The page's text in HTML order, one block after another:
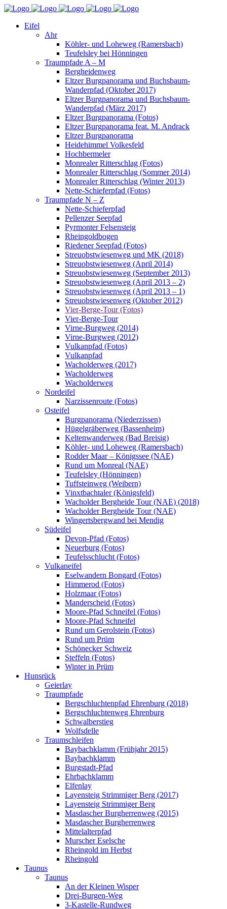
Eifel
Ahr
Köhler- und Loheweg (Ramersbach)
Teufelsley bei Hönningen
Traumpfade A – M
Bergheidenweg
Eltzer Burgpanorama und Buchsbaum-
Wanderpfad (Oktober 2017)
Eltzer Burgpanorama und Buchsbaum-
Wanderpfad (März 2017)
Eltzer Burgpanorama (Fotos)
Eltzer Burgpanorama feat. M. Andrack
Eltzer Burgpanorama
Heidehimmel Volkesfeld
Hochbermeler
Monrealer Ritterschlag (Fotos)
Monrealer Ritterschlag (Sommer 2014)
Monrealer Ritterschlag (Winter 2013)
Nette-Schieferpfad (Fotos)
Traumpfade N – Z
Nette-Schieferpfad
Pellenzer Seepfad
Pyrmonter Felsensteig
Rheingoldbogen
Riedener Seepfad (Fotos)
Streuobstwiesenweg und MK (2018)
Streuobstwiesenweg (April 2014)
Streuobstwiesenweg (September 2013)
Streuobstwiesenweg (April 2013 – 2)
Streuobstwiesenweg (April 2013 – 1)
Streuobstwiesenweg (Oktober 2012)
Vier-Berge-Tour (Fotos)
Vier-Berge-Tour
Virne-Burgweg (2014)
Virne-Burgweg (2012)
Vulkanpfad (Fotos)
Vulkanpfad
Wacholderweg (2017)
Wacholderweg
Wacholderweg
Nordeifel
Narzissenroute (Fotos)
Osteifel
Burgpanorama (Niederzissen)
Hügelgräberweg (Bassenheim)
Keltenwanderweg (Bad Breisig)
Köhler- und Loheweg (Ramersbach)
Rodder Maar – Königssee (NAE)
Rund um Monreal (NAE)
Teufelsley (Hönningen)
Tuffsteinweg (Weibern)
Vinxtbachtaler (Königsfeld)
Wacholder Bergheide Tour (NAE) (2018)
Wacholder Bergheide Tour (NAE)
Wingertsbergwand bei Mendig
Südeifel
Devon-Pfad (Fotos)
Neuerburg (Fotos)
Teufelsschlucht (Fotos)
Vulkaneifel
Eselwandern Bongard (Fotos)
Himmerod (Fotos)
Holzmaar (Fotos)
Manderscheid (Fotos)
Moore-Pfad Schneifel (Fotos)
Moore-Pfad Schneifel
Rund um Gerolstein (Fotos)
Rund um Prüm
Schönecker Schweiz
Steffeln (Fotos)
Winter in Prüm
Hunsrück
Geierlay
Traumpfade
Bergschluchtenpfad Ehrenburg (2018)
Bergschluchtenweg Ehrenburg
Schwalberstieg
Wolfsdelle
Traumschleifen
Baybachklamm (Frühjahr 2015)
Baybachklamm
Burgstadt-Pfad
Ehrbachklamm
Elfenlay
Layensteig Strimmiger Berg (2017)
Layensteig Strimmiger Berg
Masdascher Burgherrenweg (2015)
Masdascher Burgherrenweg
Mittelalterpfad
Murscher Eselsche
Rheingold im Herbst
Rheingold
Taunus
Taunus
An der Kleinen Wisper
Drei-Burgen-Weg
3-Kastelle-Rundweg